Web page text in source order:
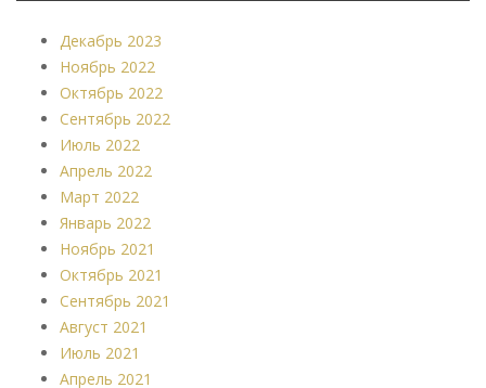
Декабрь 2023
Ноябрь 2022
Октябрь 2022
Сентябрь 2022
Июль 2022
Апрель 2022
Март 2022
Январь 2022
Ноябрь 2021
Октябрь 2021
Сентябрь 2021
Август 2021
Июль 2021
Апрель 2021